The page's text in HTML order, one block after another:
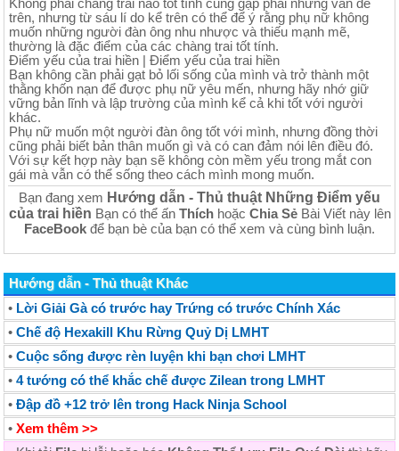
Không phải chàng trai nào tốt tính cũng gặp phải những vấn đề
trên, nhưng từ sáu lí do kể trên có thể để ý rằng phụ nữ không
muốn những người đàn ông nhu nhược và thiếu mạnh mẽ,
thường là đặc điểm của các chàng trai tốt tính.
Điểm yếu của trai hiền | Điểm yếu của trai hiền
Bạn không cần phải gạt bỏ lối sống của mình và trở thành một
thằng khốn nạn để được phụ nữ yêu mến, nhưng hãy nhớ giữ
vững bản lĩnh và lập trường của mình kể cả khi tốt với người
khác.
Phụ nữ muốn một người đàn ông tốt với mình, nhưng đồng thời
cũng phải biết bản thân muốn gì và có can đảm nói lên điều đó.
Với sự kết hợp này bạn sẽ không còn mềm yếu trong mắt con
gái mà vẫn có thể sống theo cách mình mong muốn.
Bạn đang xem Hướng dẫn - Thủ thuật Những Điểm yếu
của trai hiền Bạn có thể ấn Thíchhoặc Chia SẻBài Viết này lên
FaceBook để bạn bè của bạn có thể xem và cùng bình luận.
Hướng dẫn - Thủ thuật Khác
• Lời Giải Gà có trước hay Trứng có trước Chính Xác
• Chế độ Hexakill Khu Rừng Quỷ Dị LMHT
• Cuộc sống được rèn luyện khi bạn chơi LMHT
• 4 tướng có thể khắc chế được Zilean trong LMHT
• Đập đồ +12 trở lên trong Hack Ninja School
• Xem thêm >>